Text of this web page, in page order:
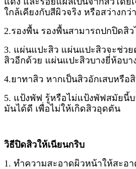
ใกล้เคียงกับสีผิวจริง หรือสว่างก
2.รองพื้น รองพื้นสามารถปกปิดสิ
3. แผ่นแปะสิว แผ่นแปะสิวจะช่ว
สิวอีกด้วย แผ่นแปะสิวบางยี่ห้อบา
4.ยาทาสิว หากเป็นสิวอักเสบหรื
5. แป้งพัฟ รู้หรือไม่แป้งพัฟสมัยนี้
มันได้ดี เพื่อไม่ให้เกิดสิวอุดตัน
วิธีปิดสิวให้เนียนกริบ
1. ทำความสะอาดผิวหน้าให้สะอ